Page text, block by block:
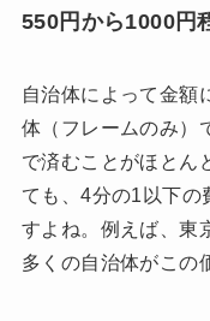
550円から1000円
自治体によって金額
体（フレームのみ）
で済むことがほとん
ても、4分の1以下の
すよね。例えば、東
多くの自治体がこの